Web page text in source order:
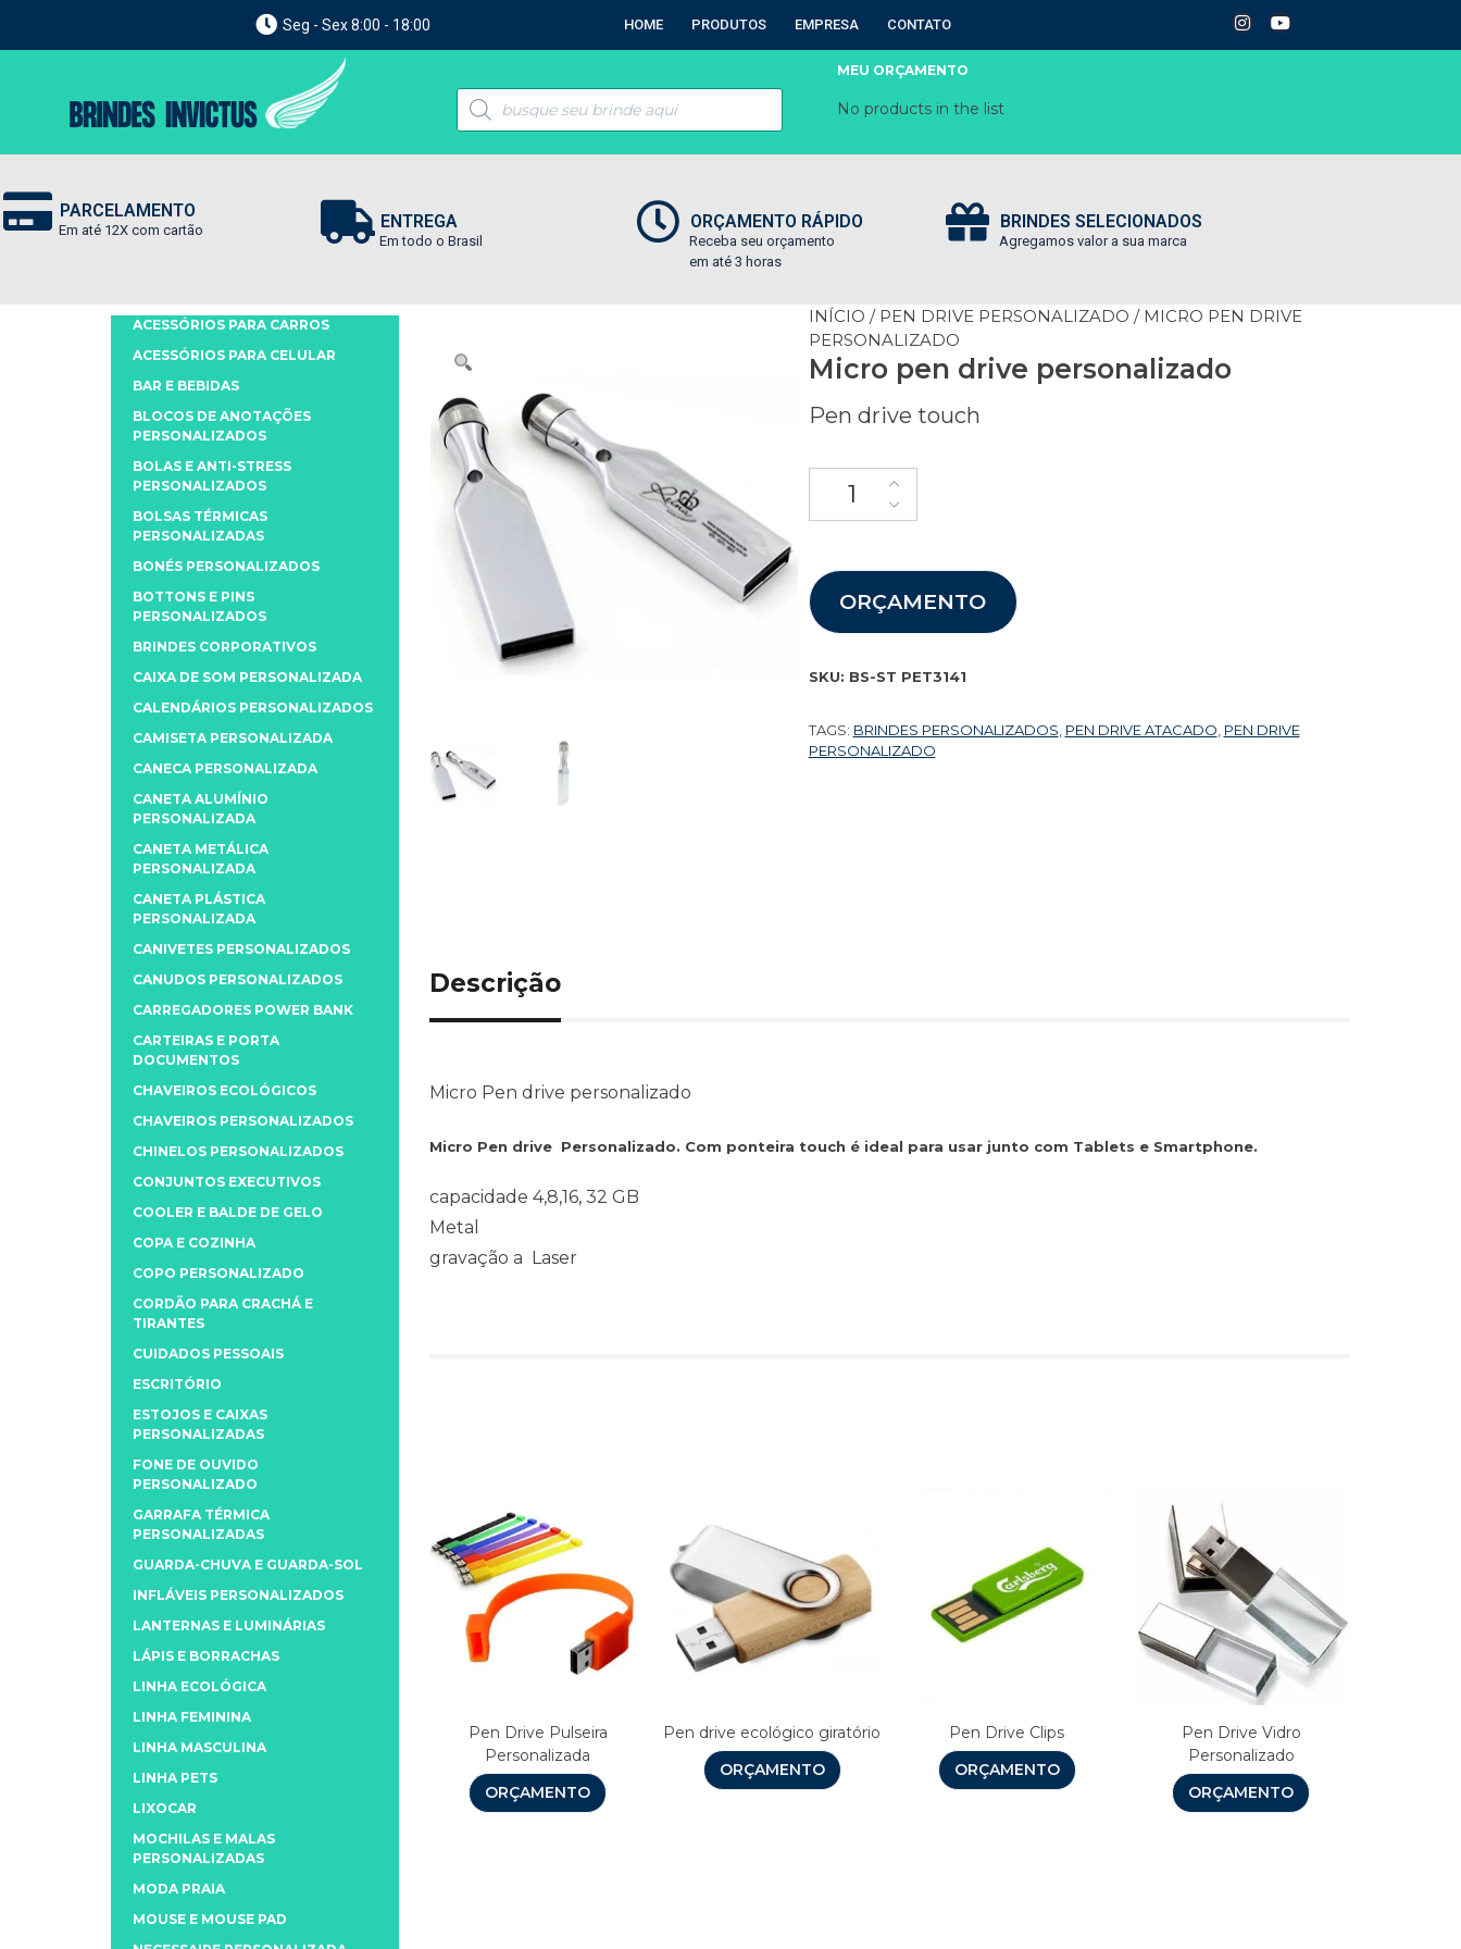
Seg - Sex 8:00 - 18:00 HOME PRODUTOS EMPRESA CONTATO
MEU ORÇAMENTO
No products in the list
PARCELAMENTO
Em até 12X com cartão ENTREGA
Em todo o Brasil
ORÇAMENTO RÁPIDO
Receba seu orçamento
em até 3 horas
BRINDES SELECIONADOS
Agregamos valor a sua marca
INÍCIO / PEN DRIVE PERSONALIZADO / MICRO PEN DRIVE
PERSONALIZADO
Micro pen drive personalizado
Pen drive touch
ORÇAMENTO
SKU: BS-ST PET3141
TAGS: BRINDES PERSONALIZADOS PEN DRIVE ATACADO PEN DRIVE
PERSONALIZADO
Descrição
Micro Pen drive personalizado
Micro Pen drive Personalizado. Com ponteira touch é ideal para usar junto com Tablets e Smartphone.
capacidade 4,8,16, 32 GB
Metal
gravação a Laser
Pen Drive Pulseira
Personalizada
ORÇAMENTO
Pen drive ecológico giratório
ORÇAMENTO
Pen Drive Clips
ORÇAMENTO
Pen Drive Vidro
Personalizado
ORÇAMENTO
ACESSÓRIOS PARA CARROS
ACESSÓRIOS PARA CELULAR
BAR E BEBIDAS
BLOCOS DE ANOTAÇÕES
PERSONALIZADOS
BOLAS E ANTI-STRESS
PERSONALIZADOS
BOLSAS TÉRMICAS
PERSONALIZADAS
BONÉS PERSONALIZADOS
BOTTONS E PINS
PERSONALIZADOS
BRINDES CORPORATIVOS
CAIXA DE SOM PERSONALIZADA
CALENDÁRIOS PERSONALIZADOS
CAMISETA PERSONALIZADA
CANECA PERSONALIZADA
CANETA ALUMÍNIO
PERSONALIZADA
CANETA METÁLICA
PERSONALIZADA
CANETA PLÁSTICA
PERSONALIZADA
CANIVETES PERSONALIZADOS
CANUDOS PERSONALIZADOS
CARREGADORES POWER BANK
CARTEIRAS E PORTA
DOCUMENTOS
CHAVEIROS ECOLÓGICOS
CHAVEIROS PERSONALIZADOS
CHINELOS PERSONALIZADOS
CONJUNTOS EXECUTIVOS
COOLER E BALDE DE GELO
COPA E COZINHA
COPO PERSONALIZADO
CORDÃO PARA CRACHÁ E
TIRANTES
CUIDADOS PESSOAIS
ESCRITÓRIO
ESTOJOS E CAIXAS
PERSONALIZADAS
FONE DE OUVIDO
PERSONALIZADO
GARRAFA TÉRMICA
PERSONALIZADAS
GUARDA-CHUVA E GUARDA-SOL
INFLÁVEIS PERSONALIZADOS
LANTERNAS E LUMINÁRIAS
LÁPIS E BORRACHAS
LINHA ECOLÓGICA
LINHA FEMININA
LINHA MASCULINA
LINHA PETS
LIXOCAR
MOCHILAS E MALAS
PERSONALIZADAS
MODA PRAIA
MOUSE E MOUSE PAD